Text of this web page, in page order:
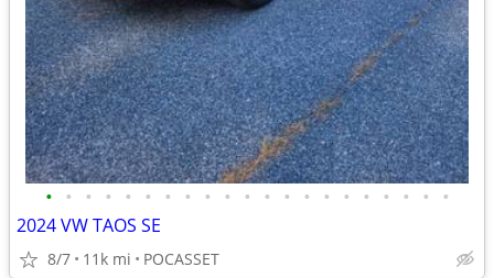
• • • • • • • • • • • • • • • • • • • • •
2024 VW TAOS SE
8/7 11k mi POCASSET